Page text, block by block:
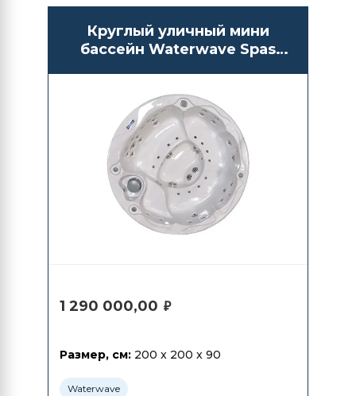
Круглый уличный мини
бассейн Waterwave Spas
1 290 000,00 ₽
Размер, см: 200 x 200 x 90
Waterwave